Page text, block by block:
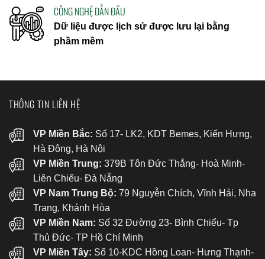
CÔNG NGHỆ DẪN ĐẦU
Dữ liệu được lịch sử được lưu lại bằng
phầm mềm
THÔNG TIN LIÊN HỆ
VP Miền Bắc: Số 17- LK2, KDT Bemes, Kiến Hưng,
Hà Đông, Hà Nội
VP Miền Trung: 379B Tôn Đức Thắng- Hoà Minh-
Liên Chiểu- Đà Nẵng
VP Nam Trung Bộ: 79 Nguyễn Chích, Vĩnh Hải, Nha
Trang, Khánh Hòa
VP Miền Nam: Số 32 Đường 23- Bình Chiểu- Tp
Thủ Đức- TP Hồ Chí Minh
VP Miền Tây: Số 10-KDC Hồng Loan- Hưng Thạnh-